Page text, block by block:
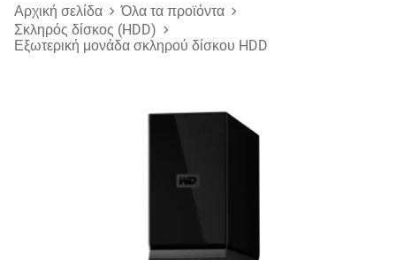
Προδιαγραφές
Υποστήριξη & Πόροι
Αρχική σελίδα
Όλα τα προϊόντα
Σκληρός δίσκος (HDD)
Εξωτερική μονάδα σκληρού δίσκου HDD